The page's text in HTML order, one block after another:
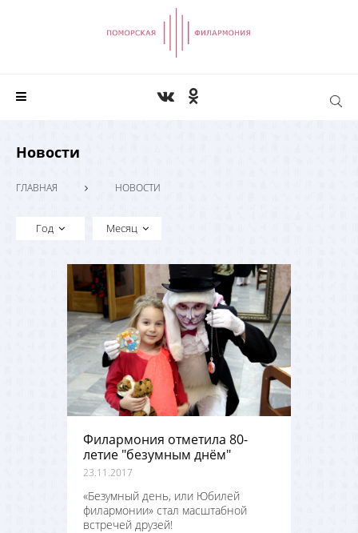
Новости
ГЛАВНАЯ НОВОСТИ
Год Месяц
Филармония отметила 80-
летие "безумным днём"
23.11.2017
«Безумный день, или Юбилей
филармонии» стал масштабной
встречей друзей!